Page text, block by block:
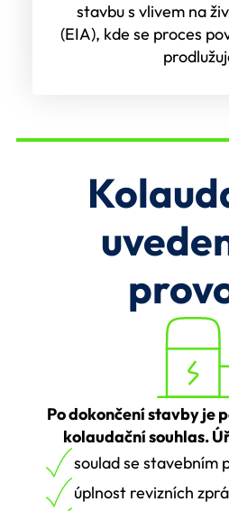
stavbu s vlivem na
(EIA), kde se proces
Po dokončení stavby je
kolaudační souhlas.
soulad se stavebním
úplnost revizních